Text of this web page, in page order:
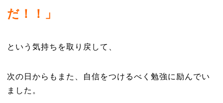
だ！！」
という気持ちを取り戻して、
次の日からもまた、自信をつけるべく勉強に励んでい
ました。